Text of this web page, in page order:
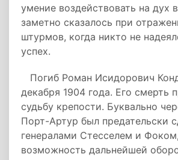
умение воздействовать на дух
заметно сказалось при
штурмов, когда никто не
успех.
Погиб Роман Исидорович
декабря 1904 года. Его смерть
судьбу крепости. Буквально
Порт-Артур был предательски
генералами Стесселем и
возможность дальнейшей